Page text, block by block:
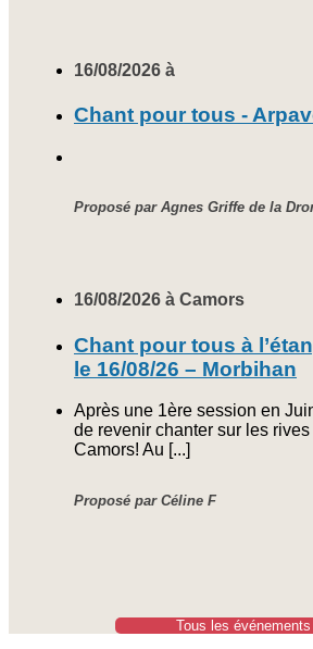
16/08/2026 à
Chant pour tous -
Proposé par Agnes Griffe de la
16/08/2026 à Camors
Chant pour tous à
le 16/08/26 – Morbihan
Après une 1ère session en
de revenir chanter sur les rives
Camors! Au [...]
Proposé par Céline F
Tous les événements